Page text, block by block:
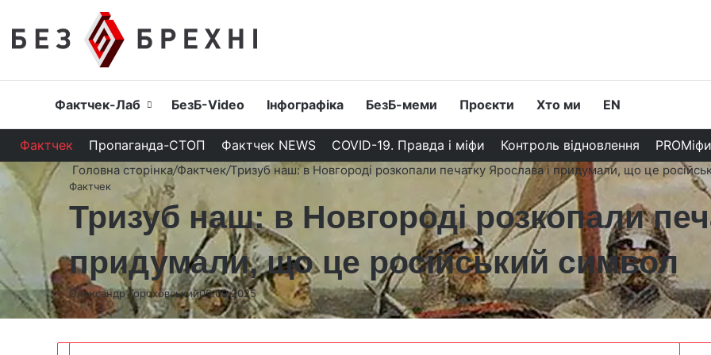
Головна
Фактчек-Лаб БезБ-Video Інфографіка БезБ-меми Проєкти Хто ми EN
Фактчек Пропаганда-СТОП Фактчек NEWS COVID-19. Правда і міфи Контроль відновлення PROМіфи
Головна сторінка/Фактчек/Тризуб наш: в Новгороді розкопали печатку Ярослава і придумали, що це
Фактчек
Тризуб наш: в Новгороді розкопали
придумали, що це російський символ
Олександр Гороховський09.09.2025